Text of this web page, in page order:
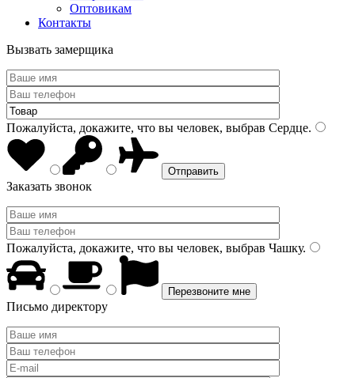
Оптовикам
Контакты
Вызвать замерщика
Пожалуйста, докажите, что вы человек, выбрав Сердце.
Заказать звонок
Пожалуйста, докажите, что вы человек, выбрав Чашку.
Письмо директору